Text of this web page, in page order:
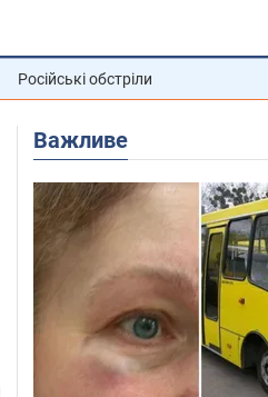
Російські обстріли
Важливе